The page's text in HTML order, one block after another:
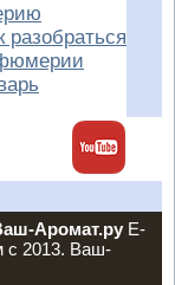
Аромат.руE-
с 2013. Ваш-